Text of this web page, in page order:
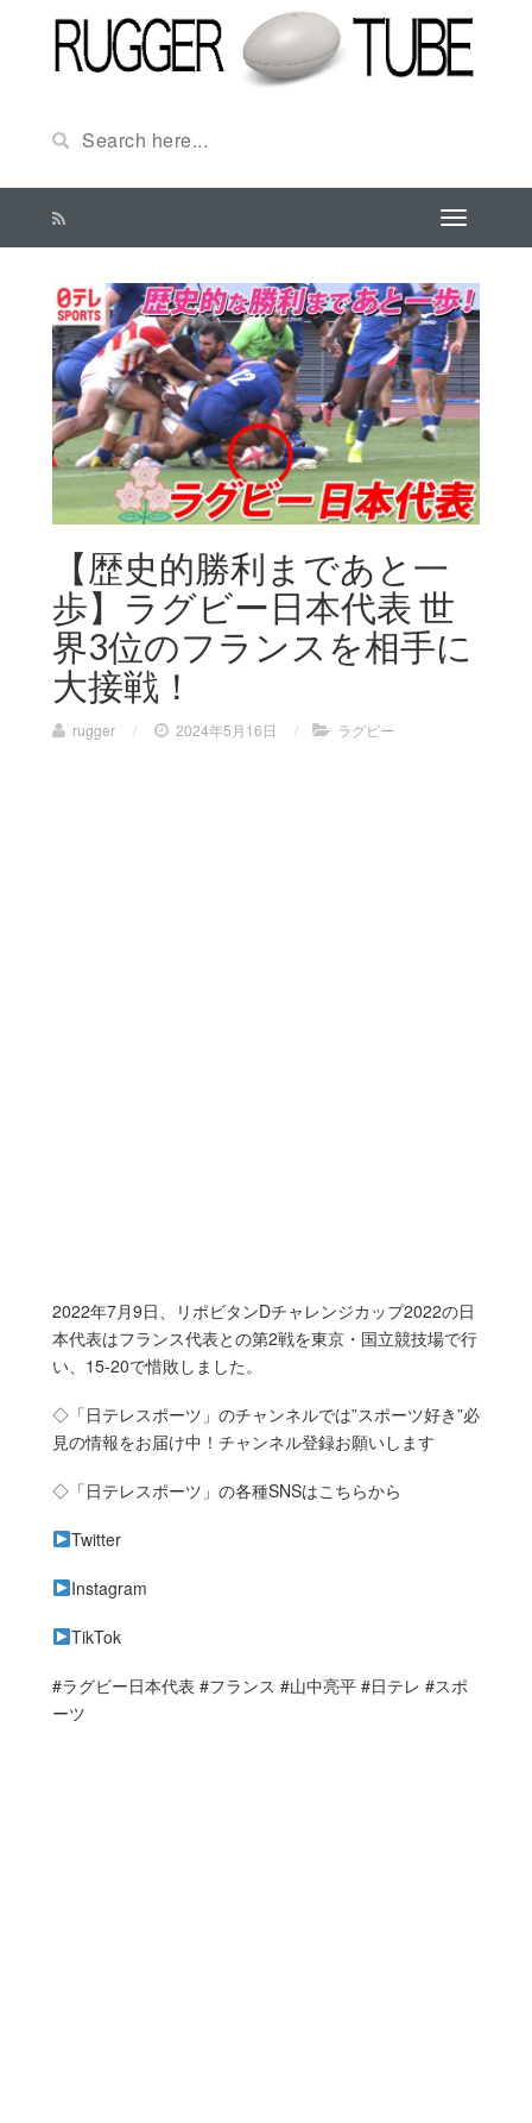
【歴史的勝利まであと一
歩】ラグビー日本代表 世
界3位のフランスを相手に
大接戦！
rugger / 2024年5月16日 / ラグビー
2022年7月9日、リポビタンDチャレンジカップ2022の日
本代表はフランス代表との第2戦を東京・国立競技場で行
い、15-20で惜敗しました。
◇「日テレスポーツ」のチャンネルでは”スポーツ好き”必
見の情報をお届け中！チャンネル登録お願いします
◇「日テレスポーツ」の各種SNSはこちらから
Twitter
Instagram
TikTok
#ラグビー日本代表 #フランス #山中亮平 #日テレ #スポ
ーツ